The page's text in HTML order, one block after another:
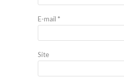
E-mail *
Site